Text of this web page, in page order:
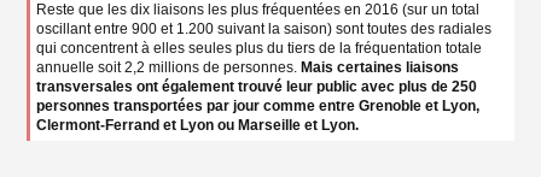
Reste que les dix liaisons les plus fréquentées en 2016 (sur un total
oscillant entre 900 et 1.200 suivant la saison) sont toutes des radiales
qui concentrent à elles seules plus du tiers de la fréquentation totale
annuelle soit 2,2 millions de personnes. Mais certaines liaisons
transversales ont également trouvé leur public avec plus de 250
personnes transportées par jour comme entre Grenoble et Lyon,
Clermont-Ferrand et Lyon ou Marseille et Lyon.